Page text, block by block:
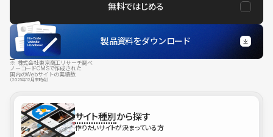
無料ではじめる
製品資料をダウンロード
※ 株式会社東京商工リサーチ調べ
ノーコードCMSで作成された
国内のWebサイトの実績数
（2025年12月末時点）
サイト種別から探す
作りたいサイトが決まっている方